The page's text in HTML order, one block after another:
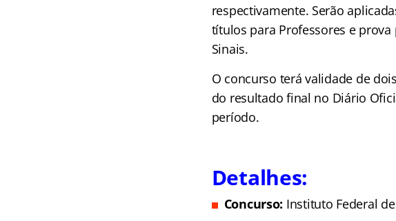
respectivamente. Serão
títulos para Professores e
Sinais.
O concurso terá validade de
do resultado final no Diário
período.
Detalhes:
Concurso: Instituto Federal